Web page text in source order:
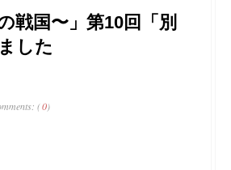
戦国〜」第10回「別
した
(0)